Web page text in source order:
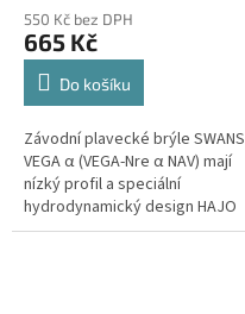
550 Kč bez DPH
665 Kč
Do košíku
Závodní plavecké brýle SWANS
VEGA α (VEGA-Nre α NAV) mají
nízký profil a speciální
hydrodynamický design HAJO
pro nižší odpor vody. Široké